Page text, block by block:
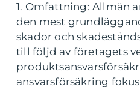
1. Omfattning: Allmän
den mest
skador och
till följd av företagets
ansvarsförsäkring